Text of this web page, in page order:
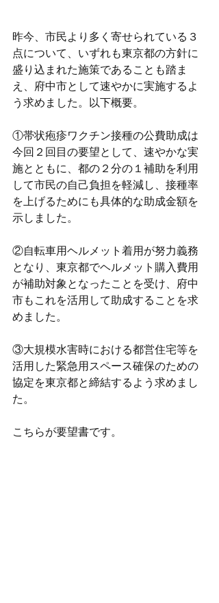
昨今、市民より多く寄せられている３
点について、いずれも東京都の方針に
盛り込まれた施策であることも踏ま
え、府中市として速やかに実施するよ
う求めました。以下概要。
①帯状疱疹ワクチン接種の公費助成は
今回２回目の要望として、速やかな実
施とともに、都の２分の１補助を利用
して市民の自己負担を軽減し、接種率
を上げるためにも具体的な助成金額を
示しました。
②自転車用ヘルメット着用が努力義務
となり、東京都でヘルメット購入費用
が補助対象となったことを受け、府中
市もこれを活用して助成することを求
めました。
③大規模水害時における都営住宅等を
活用した緊急用スペース確保のための
協定を東京都と締結するよう求めまし
た。
こちらが要望書です。